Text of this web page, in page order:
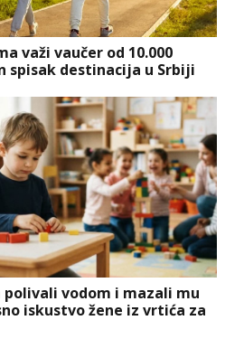
važi vaučer od 10.000
spisak destinacija u Srbiji
vodom i mazali mu
iskustvo žene iz vrtića za